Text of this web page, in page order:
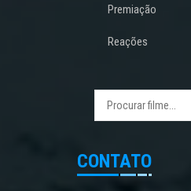
Premiação
Reações
CONTATO